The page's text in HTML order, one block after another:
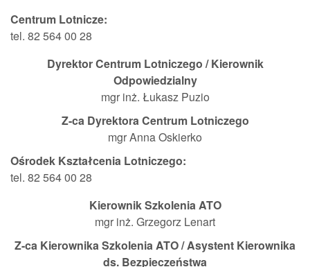
Centrum Lotnicze:
tel. 82 564 00 28
Dyrektor Centrum Lotniczego / Kierownik
Odpowiedzialny
mgr inż. Łukasz Puzio
Z-ca Dyrektora Centrum Lotniczego
mgr Anna Oskierko
Ośrodek Kształcenia Lotniczego:
tel. 82 564 00 28
Kierownik Szkolenia ATO
mgr inż. Grzegorz Lenart
Z-ca Kierownika Szkolenia ATO / Asystent Kierownika
ds. Bezpieczeństwa